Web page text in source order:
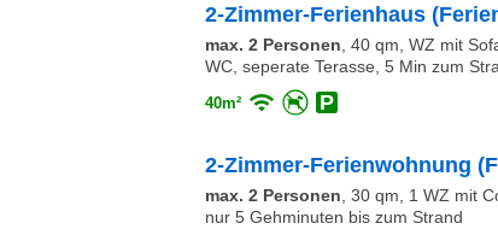
2-Zimmer-Ferienhaus
max. 2 Personen 40 qm, WZ mit
WC, seperate Terasse, 5 Min zum
40m²
2-Zimmer-Ferienwohnung
max. 2 Personen 30 qm, 1 WZ mit
nur 5 Gehminuten bis zum Strand